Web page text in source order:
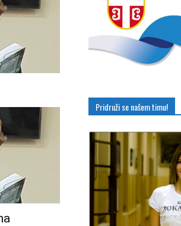
Pridruži se našem timu!